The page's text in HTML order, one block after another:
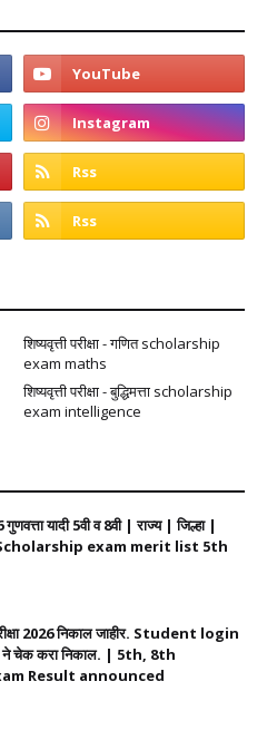
शिष्यवृत्ती परीक्षा - गणित scholarship
exam maths
शिष्यवृत्ती परीक्षा - बुद्धिमत्ता scholarship
exam intelligence
गुणवत्ता यादी 5वी व 8वी | राज्य | जिल्हा |
Scholarship exam merit list 5th
परीक्षा 2026 निकाल जाहीर. Student login
चेक करा निकाल. | 5th, 8th
Result announced